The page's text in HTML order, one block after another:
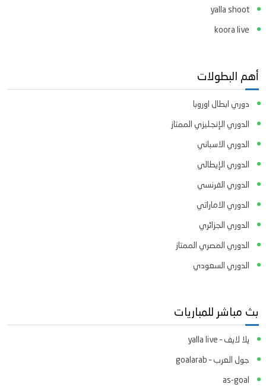
yalla shoot
koora live
أهم البطولات
دوري ابطال اوروبا
الدوري الإنجليزي الممتاز
الدوري الاسباني
الدوري الإيطالي
الدوري الفرنسي
الدوري الاماراتي
الدوري الجزائري
الدوري المصري الممتاز
الدوري السعودي
بث مباشر للمباريات
يلا لايف – yalla live
جول العرب – goalarab
as-goal